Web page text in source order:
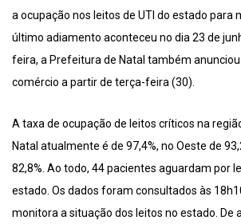
a ocupação nos leitos de UTI do estado para
último adiamento aconteceu no dia 23 de
feira, a Prefeitura de Natal também
comércio a partir de terça-feira (30).
A taxa de ocupação de leitos críticos na
Natal atualmente é de 97,4%, no Oeste de
82,8%. Ao todo, 44 pacientes aguardam por
estado. Os dados foram consultados às
monitora a situação dos leitos no estado. De